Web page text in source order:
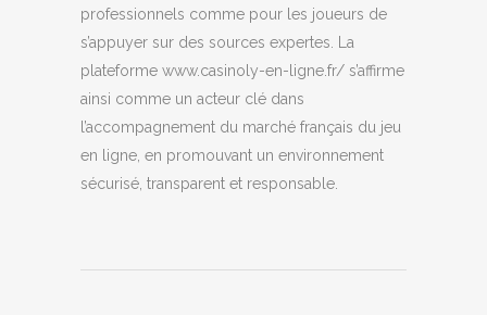
professionnels comme pour les joueurs de
s’appuyer sur des sources expertes. La
plateforme www.casinoly-en-ligne.fr/ s’affirme
ainsi comme un acteur clé dans
l’accompagnement du marché français du jeu
en ligne, en promouvant un environnement
sécurisé, transparent et responsable.